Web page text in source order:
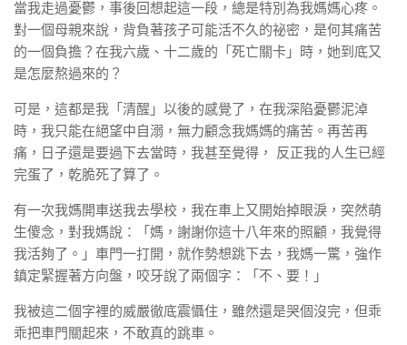
當我走過憂鬱，事後回想起這一段，總是特別為我媽媽心疼。
對一個母親來說，背負著孩子可能活不久的祕密，是何其痛苦
的一個負擔？在我六歲、十二歲的「死亡關卡」時，她到底又
是怎麼熬過來的？
可是，這都是我「清醒」以後的感覺了，在我深陷憂鬱泥淖
時，我只能在絕望中自溺，無力顧念我媽媽的痛苦。再苦再
痛，日子還是要過下去當時，我甚至覺得， 反正我的人生已經
完蛋了，乾脆死了算了。
有一次我媽開車送我去學校，我在車上又開始掉眼淚，突然萌
生傻念，對我媽說：「媽，謝謝你這十八年來的照顧，我覺得
我活夠了。」車門一打開，就作勢想跳下去，我媽一驚，強作
鎮定緊握著方向盤，咬牙說了兩個字：「不、要！」
我被這二個字裡的威嚴徹底震懾住，雖然還是哭個沒完，但乖
乖把車門關起來，不敢真的跳車。